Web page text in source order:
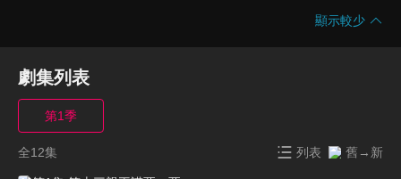
顯示較少
劇集列表
第1季
全12集 列表 舊→新